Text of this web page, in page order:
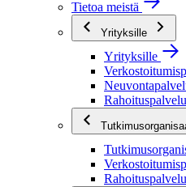
Tietoa meistä
Yrityksille
Yrityksille